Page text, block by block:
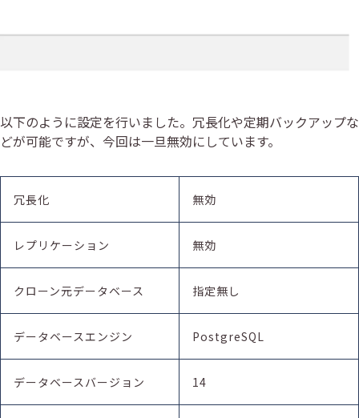
以下のように設定を行いました。冗長化や定期バックアップな
どが可能ですが、今回は一旦無効にしています。
冗長化 無効
レプリケーション 無効
クローン元データベース 指定無し
データベースエンジン PostgreSQL
データベースバージョン 14